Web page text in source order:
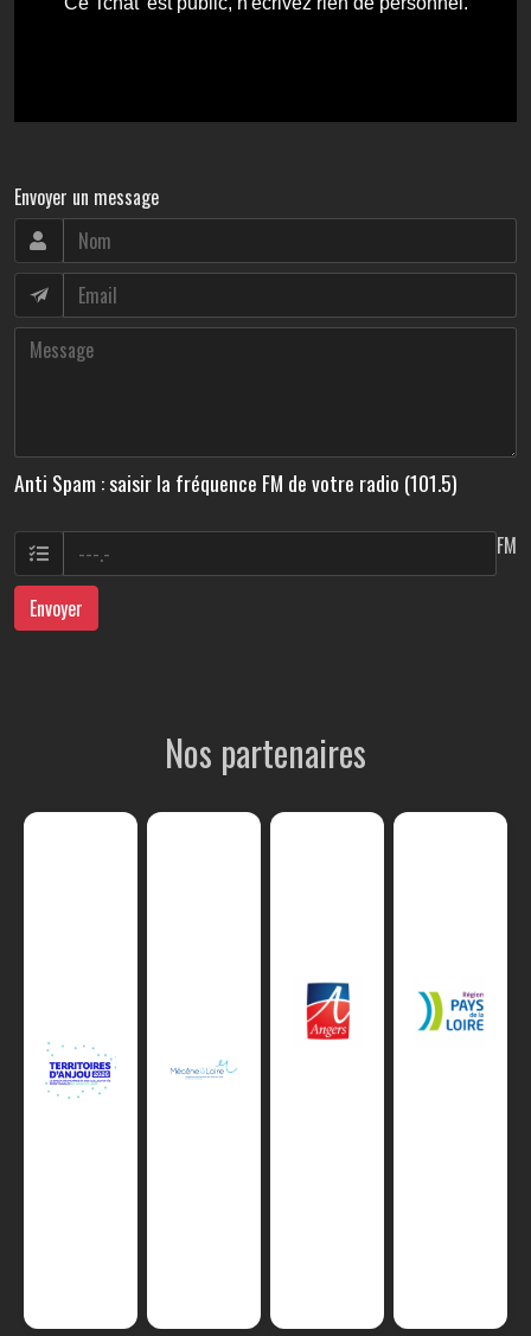
Envoyer un message
Anti Spam : saisir la fréquence FM de votre radio (101.5)
FM
Envoyer
Nos partenaires